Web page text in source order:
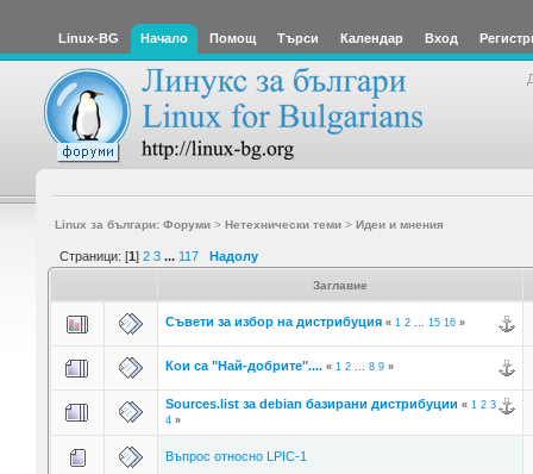
Linux-BG Начало Помощ Търси Календар Вход
Linux за българи: Форуми> Нетехнически теми> Идеи и мнения
Страници: [1] 2 3 ... 117 Надолу
Заглавие
Съвети за избор на дистрибуция « 1 2... 15 16»
Кои са "Най-добрите".... « 1 2... 8 9»
Sources.list за debian базирани дистрибуции « 1 2 3
4»
Въпрос относно LPIC-1